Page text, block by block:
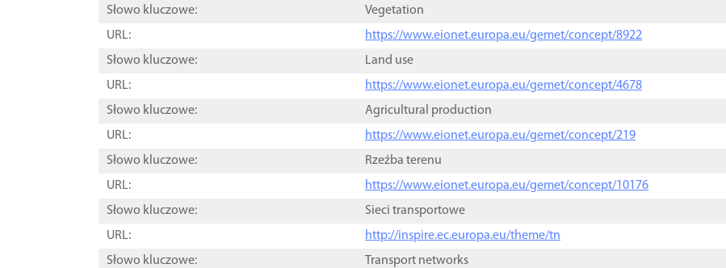
Słowo kluczowe:
Vegetation
URL:
https://www.eionet.europa.eu/gemet/concept/8922
Słowo kluczowe:
Land use
URL:
https://www.eionet.europa.eu/gemet/concept/4678
Słowo kluczowe:
Agricultural production
URL:
https://www.eionet.europa.eu/gemet/concept/219
Słowo kluczowe:
Rzeźba terenu
URL:
https://www.eionet.europa.eu/gemet/concept/10176
Słowo kluczowe:
Sieci transportowe
URL:
http://inspire.ec.europa.eu/theme/tn
Słowo kluczowe:
Transport networks